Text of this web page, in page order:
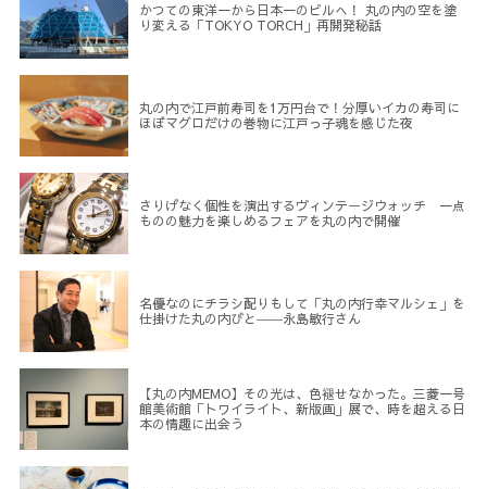
かつての東洋一から日本一のビルへ！ 丸の内の空を塗
り変える「TOKYO TORCH」再開発秘話
丸の内で江戸前寿司を1万円台で！分厚いイカの寿司に
ほぼマグロだけの巻物に江戸っ子魂を感じた夜
さりげなく個性を演出するヴィンテージウォッチ 一点
ものの魅力を楽しめるフェアを丸の内で開催
名優なのにチラシ配りもして「丸の内行幸マルシェ」を
仕掛けた丸の内びと――永島敏行さん
【丸の内MEMO】その光は、色褪せなかった。三菱一号
館美術館「トワイライト、新版画」展で、時を超える日
本の情趣に出会う